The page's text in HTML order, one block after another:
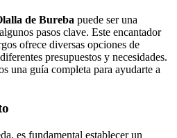
de Bureba puede ser una
pasos clave. Este encantador
ofrece diversas opciones de
presupuestos y necesidades.
una guía completa para ayudarte a
es fundamental establecer un